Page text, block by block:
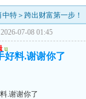
特＞跨出财富第一步！
07-08 01:45
u
好料.谢谢你了
.谢谢你了